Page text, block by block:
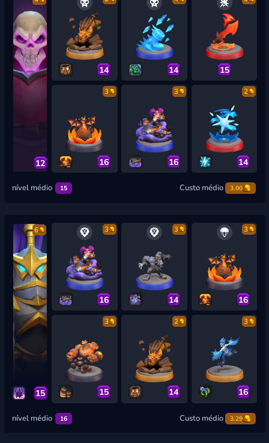
12
14 14 15
3
16
3
16
2
14
nível médio 15 Custo médio 3.00
6
15
3
16
3
14
3
16
3
15
2
14
3
16
nível médio 16 Custo médio 3.29